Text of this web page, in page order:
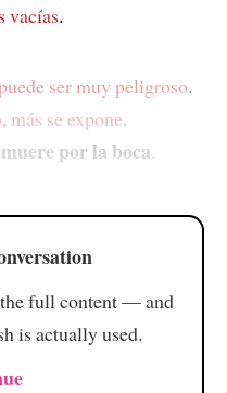
vacías.
ser muy peligroso.
, más se expone.
por la boca.
full content — and
is actually used.